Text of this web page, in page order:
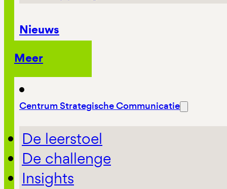
Nieuws
Meer
Centrum Strategische Communicatie
De leerstoel
De challenge
Insights